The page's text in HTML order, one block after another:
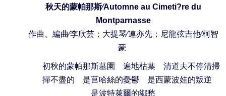
秋天的蒙帕那斯∕Automne au Cimeti?re du
Montparnasse
作曲、編曲∕李欣芸；大提琴∕連亦先；尼龍弦吉他∕柯智
豪
初秋的蒙帕那斯墓園 遍地枯葉 清道夫不停清掃
掃不盡的 是莒哈絲的憂鬱 是西蒙波娃的叛逆
是波特萊爾的鄉愁